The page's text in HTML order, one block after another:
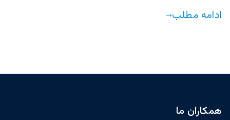
ادامه مطلب
همکاران ما